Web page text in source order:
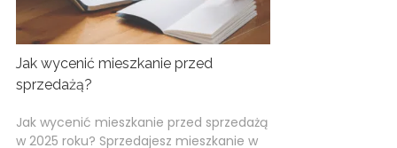
Jak wycenić mieszkanie przed
sprzedażą?
Jak wycenić mieszkanie przed sprzedażą
w 2025 roku? Sprzedajesz mieszkanie w